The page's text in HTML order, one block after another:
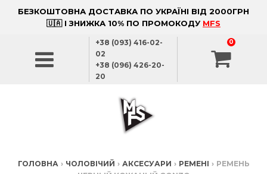
БЕЗКОШТОВНА ДОСТАВКА ПО УКРАЇНІ ВІД 2000ГРН
🇺🇦 І ЗНИЖКА 10% ПО ПРОМОКОДУ MFS
+38 (093) 416-02-
02
+38 (096) 426-20-
20
0
ГОЛОВНА › ЧОЛОВІЧИЙ › АКСЕСУАРИ › РЕМЕНІ › РЕМЕНЬ